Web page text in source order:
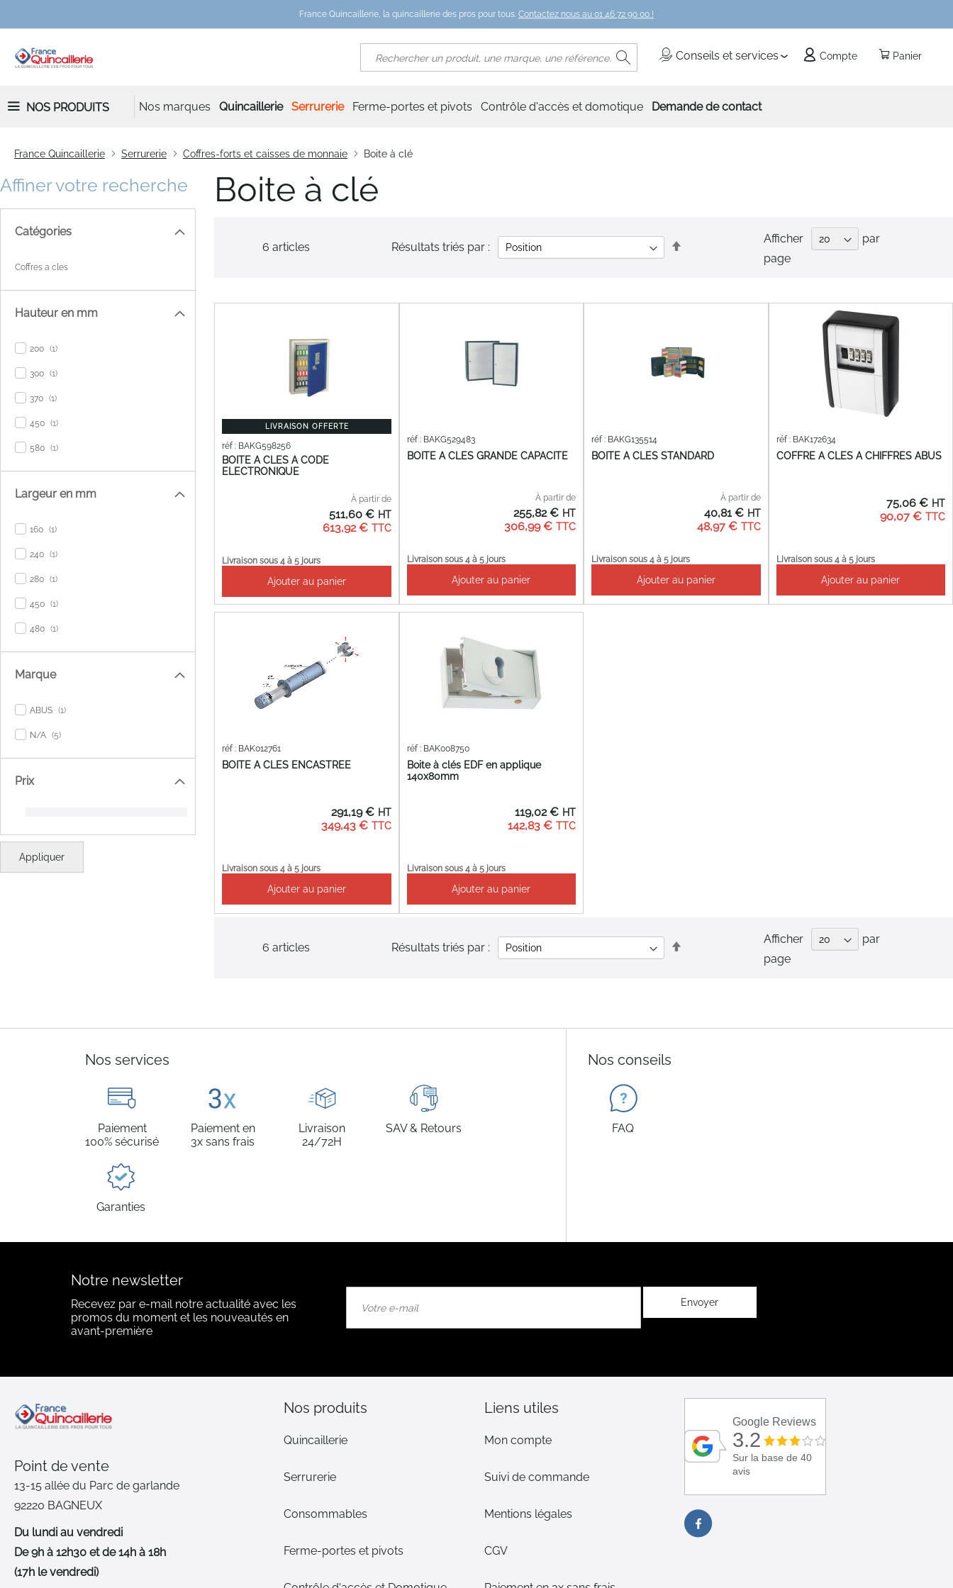
France Quincaillerie, la quincaillerie des pros pour tous. Contactez nous au 01 46 72 90 00 !
Panier
Conseils et services Compte
Rechercher
NOS PRODUITS Nos marques Quincaillerie Serrurerie Ferme-portes et pivots Contrôle d'accès et domotique Demande de contact
France Quincaillerie Serrurerie Coffres-forts et caisses de monnaie Boite à clé
Boite à clé
6 articles
Afficher
par
page
Résultats triés par :
LIVRAISON OFFERTE
BOITE A CLES A CODE
ELECTRONIQUE
réf : BAKG598256
À partir de
613,92 €
511,60 €
Livraison sous 4 à 5 jours
Ajouter au panier
BOITE A CLES GRANDE CAPACITE
réf : BAKG529483
À partir de
306,99 €
255,82 €
Livraison sous 4 à 5 jours
Ajouter au panier
BOITE A CLES STANDARD
réf : BAKG135514
À partir de
48,97 €
40,81 €
Livraison sous 4 à 5 jours
Ajouter au panier
COFFRE A CLES A CHIFFRES ABUS
réf : BAK172634
90,07 €
75,06 €
Livraison sous 4 à 5 jours
Ajouter au panier
BOITE A CLES ENCASTREE
réf : BAK012761
349,43 €
291,19 €
Livraison sous 4 à 5 jours
Ajouter au panier
Boite à clés EDF en applique
140x80mm
réf : BAK008750
142,83 €
119,02 €
Livraison sous 4 à 5 jours
Ajouter au panier
6 articles Résultats triés par :
Afficher
par
page
Affiner votre recherche
Catégories
Coffres a cles
Hauteur en mm
200 1item
300 1item
370 1item
450 1item
580 1item
Largeur en mm
160 1item
240 1item
280 1item
450 1item
480 1item
Marque
ABUS 1item
N/A 5items
Prix
Appliquer
Nos services
Paiement
100% sécurisé
Paiement en
3x sans frais
Livraison
24/72H
SAV & Retours
Garanties
Nos conseils
FAQ
Notre newsletter
Recevez par e-mail notre actualité avec les
promos du moment et les nouveautés en
avant-première
notre
:
Envoyer
Point de vente
13-15 allée du Parc de garlande
92220 BAGNEUX
Du lundi au vendredi
De 9h à 12h30 et de 14h à 18h
(17h le vendredi)
Nos produits
Quincaillerie
Serrurerie
Consommables
Ferme-portes et pivots
Liens utiles
Mon compte
Suivi de commande
Mentions légales
CGV
Google Reviews
3.2
Sur la base de 40
avis